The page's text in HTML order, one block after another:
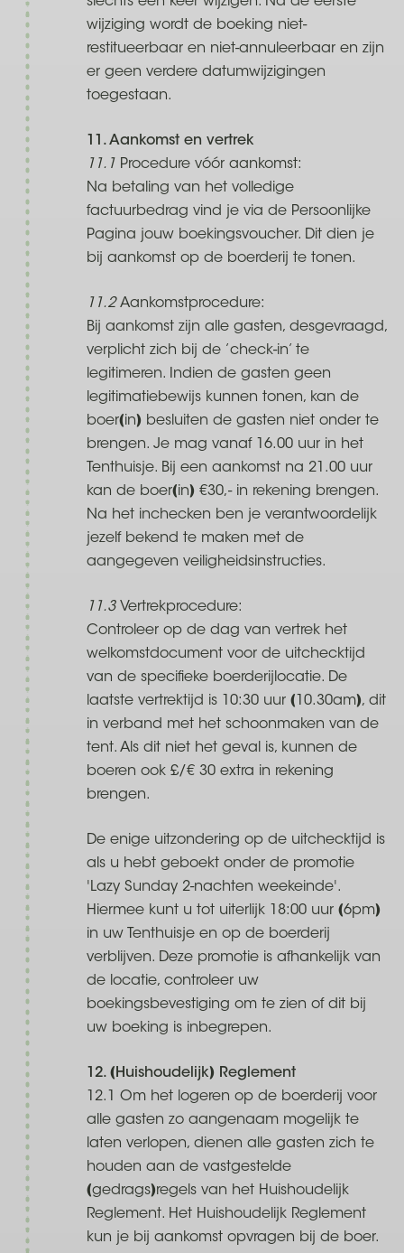
wijziging wordt de boeking niet-
restitueerbaar en niet-annuleerbaar en zijn
er geen verdere datumwijzigingen
toegestaan.
11. Aankomst en vertrek
11.1 Procedure vóór aankomst:
Na betaling van het volledige
factuurbedrag vind je via de Persoonlijke
Pagina jouw boekingsvoucher. Dit dien je
bij aankomst op de boerderij te tonen.
11.2Aankomstprocedure:
Bij aankomst zijn alle gasten, desgevraagd,
verplicht zich bij de ’check-in’ te
legitimeren. Indien de gasten geen
legitimatiebewijs kunnen tonen, kan de
boer(in) besluiten de gasten niet onder te
brengen. Je mag vanaf 16.00 uur in het
Tenthuisje. Bij een aankomst na 21.00 uur
kan de boer(in) €30,- in rekening brengen.
Na het inchecken ben je verantwoordelijk
jezelf bekend te maken met de
aangegeven veiligheidsinstructies.
11.3 Vertrekprocedure:
Controleer op de dag van vertrek het
welkomstdocument voor de uitchecktijd
van de specifieke boerderijlocatie. De
laatste vertrektijd is 10:30 uur (10.30am), dit
in verband met het schoonmaken van de
tent. Als dit niet het geval is, kunnen de
boeren ook £/€ 30 extra in rekening
brengen.
De enige uitzondering op de uitchecktijd is
als u hebt geboekt onder de promotie
'Lazy Sunday 2-nachten weekeinde'.
Hiermee kunt u tot uiterlijk 18:00 uur (6pm)
in uw Tenthuisje en op de boerderij
verblijven. Deze promotie is afhankelijk van
de locatie, controleer uw
boekingsbevestiging om te zien of dit bij
uw boeking is inbegrepen.
12. (Huishoudelijk) Reglement
12.1 Om het logeren op de boerderij voor
alle gasten zo aangenaam mogelijk te
laten verlopen, dienen alle gasten zich te
houden aan de vastgestelde
(gedrags)regels van het Huishoudelijk
Reglement. Het Huishoudelijk Reglement
kun je bij aankomst opvragen bij de boer.